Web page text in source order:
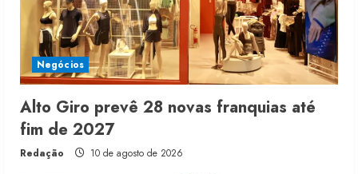
Negócios
Alto Giro prevê 28 novas franquias até
fim de 2027
Redação 10 de agosto de 2026